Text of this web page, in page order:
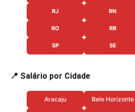
RJ RN
RO RR
SP SE
📍 Salário por Cidade
Aracaju Belo Horizonte